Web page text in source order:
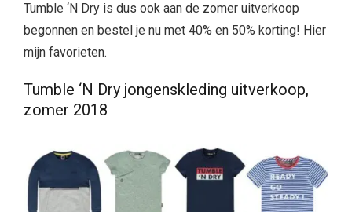
Tumble ‘N Dry is dus ook aan de zomer uitverkoop
begonnen en bestel je nu met 40% en 50% korting! Hier
mijn favorieten.
Tumble ‘N Dry jongenskleding uitverkoop,
zomer 2018